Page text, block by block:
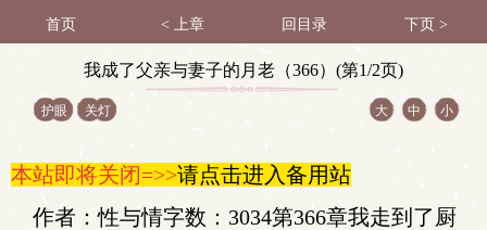
首页 < 上章 回目录 下页 >
我成了父亲与妻子的月老（366）(第1/2页)
护眼 关灯 大 中 小
本站即将关闭=>>请点击进入备用站
作者：性与情字数：3034第366章我走到了厨